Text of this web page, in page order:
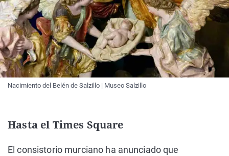
Nacimiento del Belén de Salzillo | Museo Salzillo
Hasta el Times Square
El consistorio murciano ha anunciado que